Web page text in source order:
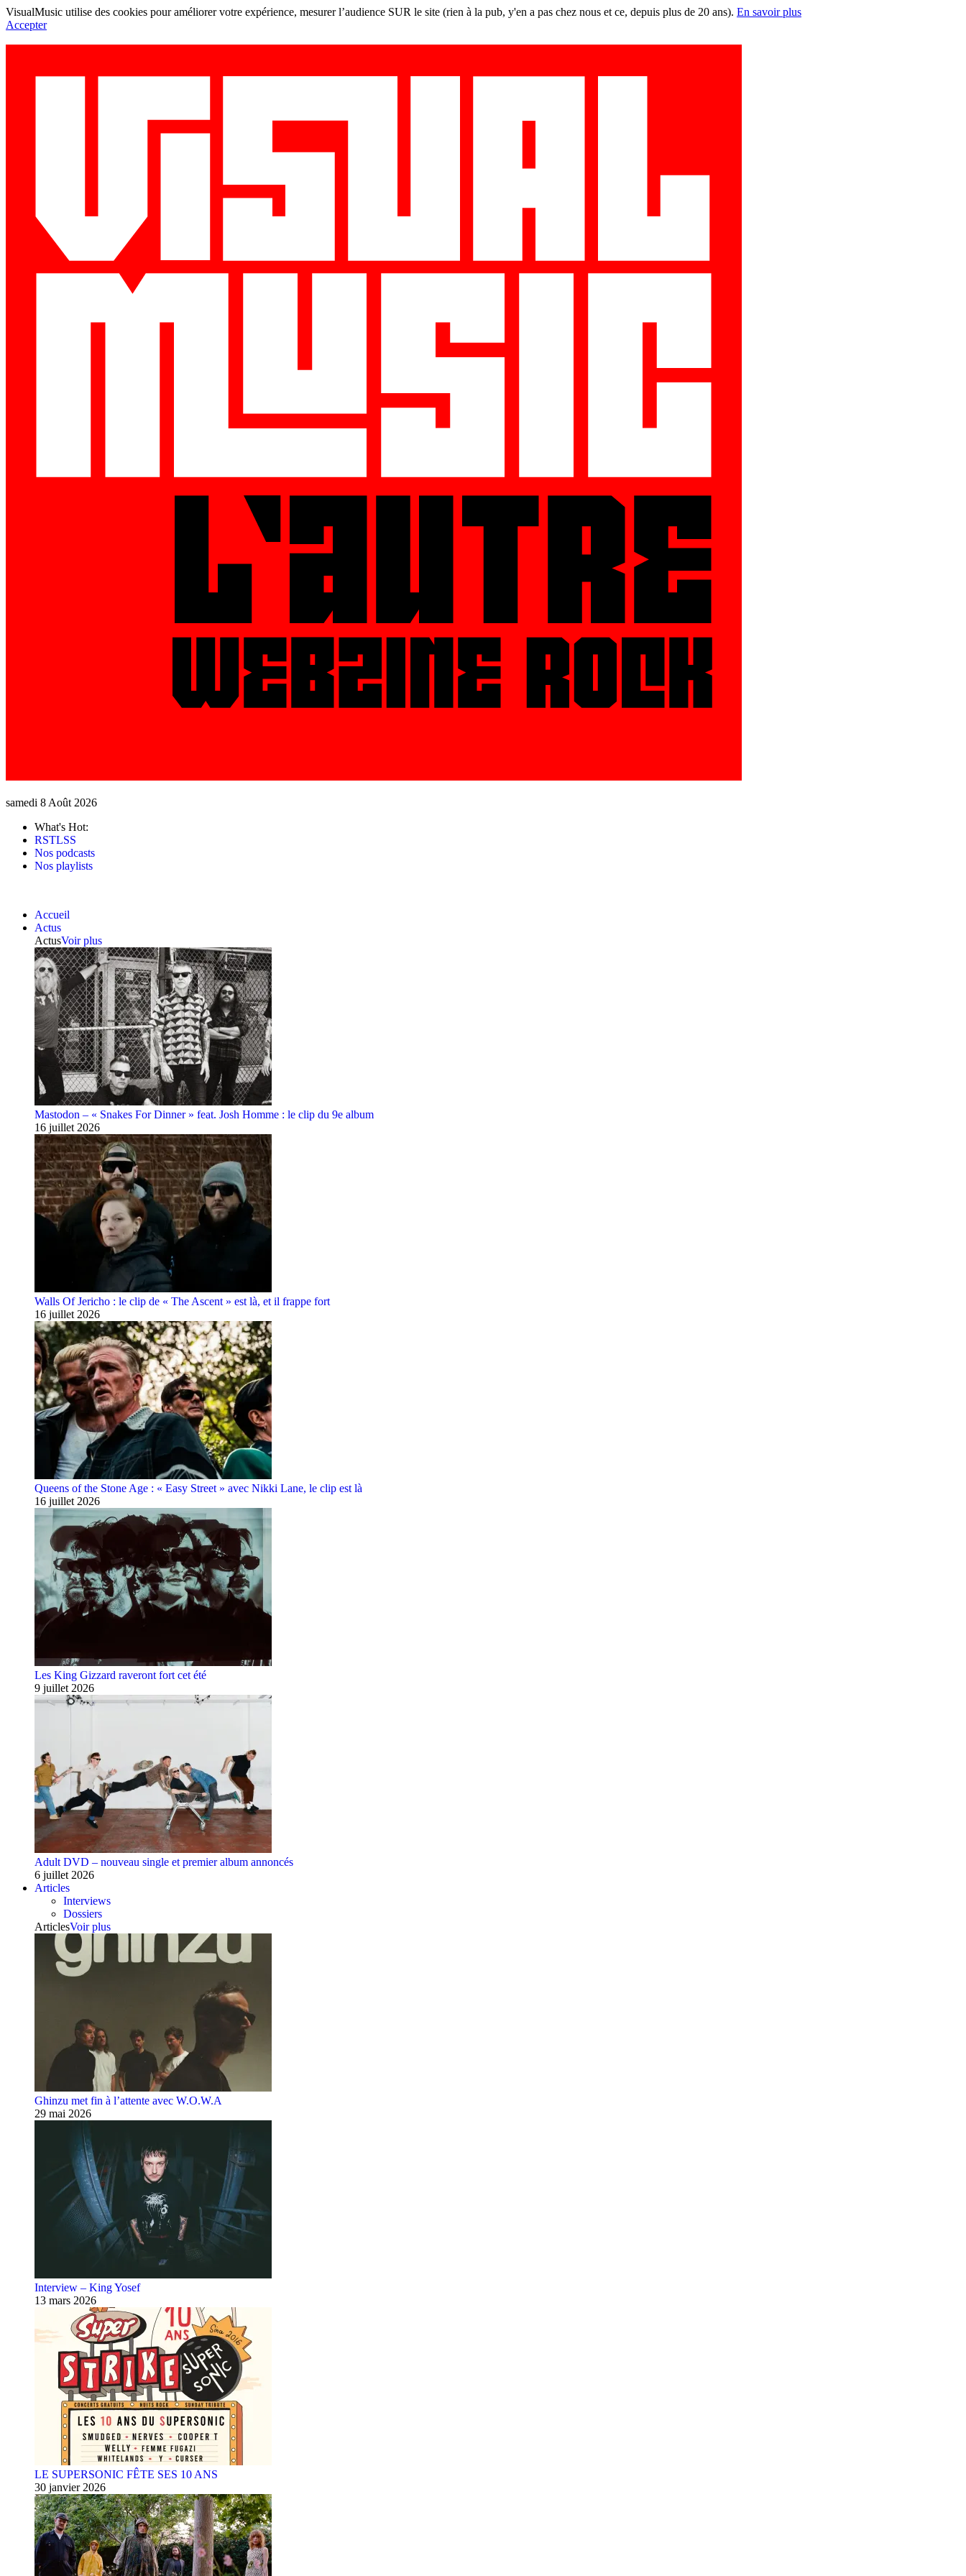
VisualMusic utilise des cookies pour améliorer votre expérience, mesurer l’audience SUR le site (rien à la pub, y'en a pas chez nous et ce, depuis plus de 20 ans). En savoir plus
Accepter
samedi 8 Août 2026
What's Hot:
RSTLSS
Nos podcasts
Nos playlists
Accueil
Actus
ActusVoir plus
Mastodon – « Snakes For Dinner » feat. Josh Homme : le clip du 9e album
16 juillet 2026
Walls Of Jericho : le clip de « The Ascent » est là, et il frappe fort
16 juillet 2026
Queens of the Stone Age : « Easy Street » avec Nikki Lane, le clip est là
16 juillet 2026
Les King Gizzard raveront fort cet été
9 juillet 2026
Adult DVD – nouveau single et premier album annoncés
6 juillet 2026
Articles
Interviews
Dossiers
ArticlesVoir plus
Ghinzu met fin à l’attente avec W.O.W.A
29 mai 2026
Interview – King Yosef
13 mars 2026
LE SUPERSONIC FÊTE SES 10 ANS
30 janvier 2026